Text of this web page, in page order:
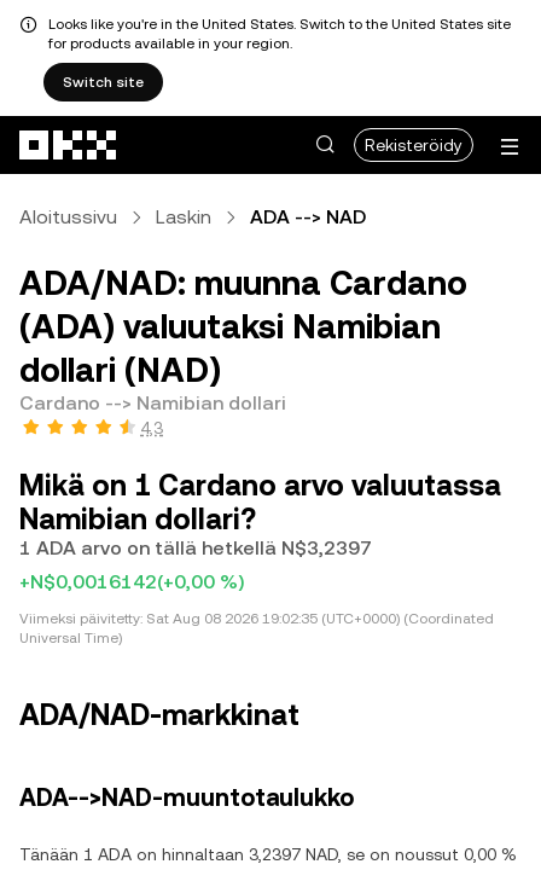
Looks like you're in the United States. Switch to the United States site
for products available in your region.
Switch site
Rekisteröidy
Aloitussivu Laskin ADA --> NAD
ADA/NAD: muunna Cardano
(ADA) valuutaksi Namibian
dollari (NAD)
Cardano --> Namibian dollari
4,3
Mikä on 1 Cardano arvo valuutassa
Namibian dollari?
1 ADA arvo on tällä hetkellä N$3,2397
+N$0,0016142(+0,00 %)
Viimeksi päivitetty: Sat Aug 08 2026 19:02:35 (UTC+0000) (Coordinated
Universal Time)
ADA/NAD-markkinat
ADA-->NAD-muuntotaulukko
Tänään 1 ADA on hinnaltaan 3,2397 NAD, se on noussut 0,00 %